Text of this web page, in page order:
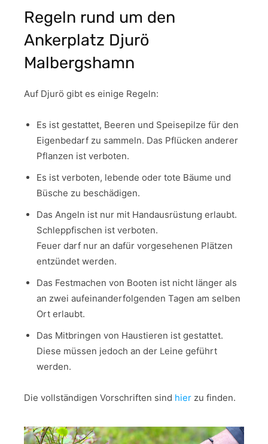
Regeln rund um den
Ankerplatz Djurö
Malbergshamn
Auf Djurö gibt es einige Regeln:
Es ist gestattet, Beeren und Speisepilze für den
Eigenbedarf zu sammeln. Das Pflücken anderer
Pflanzen ist verboten.
Es ist verboten, lebende oder tote Bäume und
Büsche zu beschädigen.
Das Angeln ist nur mit Handausrüstung erlaubt.
Schleppfischen ist verboten.
Feuer darf nur an dafür vorgesehenen Plätzen
entzündet werden.
Das Festmachen von Booten ist nicht länger als
an zwei aufeinanderfolgenden Tagen am selben
Ort erlaubt.
Das Mitbringen von Haustieren ist gestattet.
Diese müssen jedoch an der Leine geführt
werden.
Die vollständigen Vorschriften sind hier zu finden.